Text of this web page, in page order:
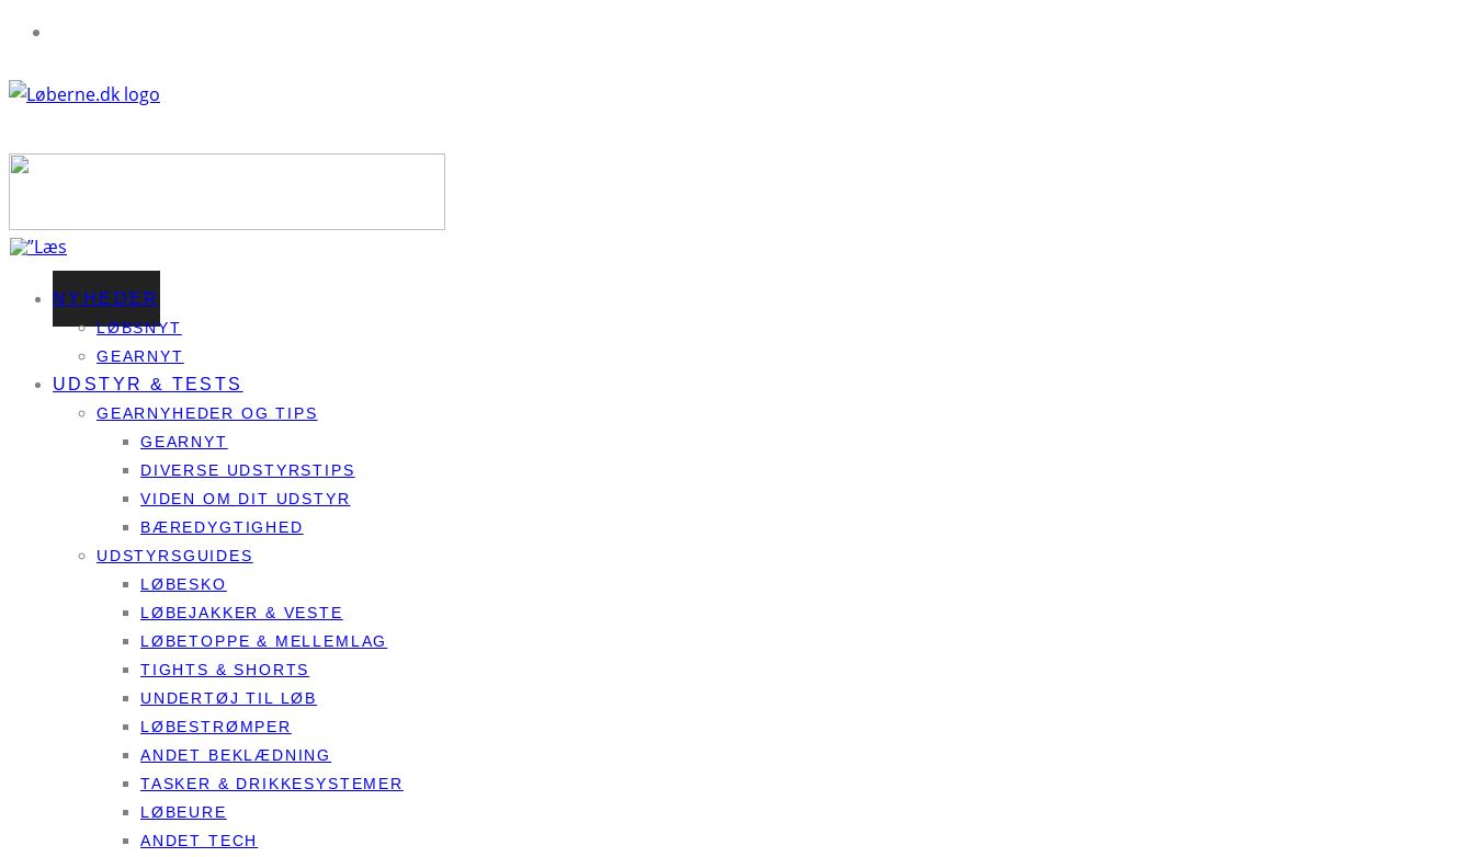
NYHEDER
LØBSNYT
GEARNYT
UDSTYR & TESTS
GEARNYHEDER OG TIPS
GEARNYT
DIVERSE UDSTYRSTIPS
VIDEN OM DIT UDSTYR
BÆREDYGTIGHED
UDSTYRSGUIDES
LØBESKO
LØBEJAKKER & VESTE
LØBETOPPE & MELLEMLAG
TIGHTS & SHORTS
UNDERTØJ TIL LØB
LØBESTRØMPER
ANDET BEKLÆDNING
TASKER & DRIKKESYSTEMER
LØBEURE
ANDET TECH